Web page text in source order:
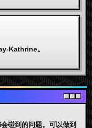
Kathrine。
碰到的问题。可以做到